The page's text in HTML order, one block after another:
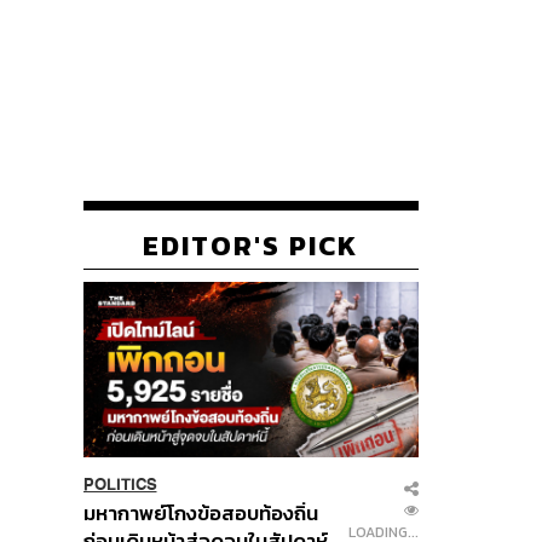
EDITOR'S PICK
POLITICS
มหากาพย์โกงข้อสอบท้องถิ่น
LOADING...